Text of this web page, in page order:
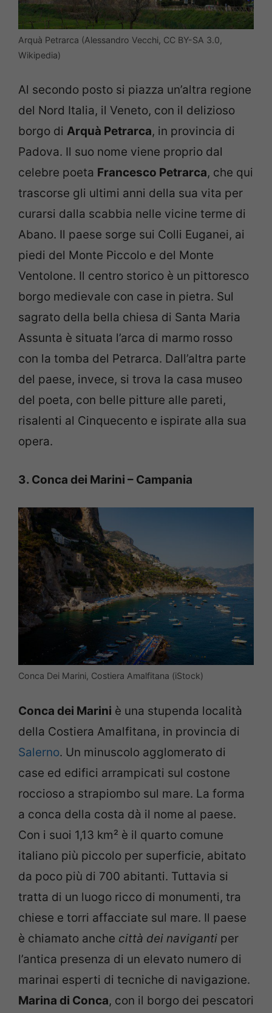
Arquà Petrarca (Alessandro Vecchi, CC BY-SA 3.0,
Wikipedia)
Al secondo posto si piazza un’altra regione
del Nord Italia, il Veneto, con il delizioso
borgo di Arquà Petrarca, in provincia di
Padova. Il suo nome viene proprio dal
celebre poeta Francesco Petrarca, che qui
trascorse gli ultimi anni della sua vita per
curarsi dalla scabbia nelle vicine terme di
Abano. Il paese sorge sui Colli Euganei, ai
piedi del Monte Piccolo e del Monte
Ventolone. Il centro storico è un pittoresco
borgo medievale con case in pietra. Sul
sagrato della bella chiesa di Santa Maria
Assunta è situata l’arca di marmo rosso
con la tomba del Petrarca. Dall’altra parte
del paese, invece, si trova la casa museo
del poeta, con belle pitture alle pareti,
risalenti al Cinquecento e ispirate alla sua
opera.
3. Conca dei Marini – Campania
Conca Dei Marini, Costiera Amalfitana (iStock)
Conca dei Marini è una stupenda località
della Costiera Amalfitana, in provincia di
Salerno. Un minuscolo agglomerato di
case ed edifici arrampicati sul costone
roccioso a strapiombo sul mare. La forma
a conca della costa dà il nome al paese.
Con i suoi 1,13 km² è il quarto comune
italiano più piccolo per superficie, abitato
da poco più di 700 abitanti. Tuttavia si
tratta di un luogo ricco di monumenti, tra
chiese e torri affacciate sul mare. Il paese
è chiamato anche città dei naviganti per
l’antica presenza di un elevato numero di
marinai esperti di tecniche di navigazione.
Marina di Conca, con il borgo dei pescatori